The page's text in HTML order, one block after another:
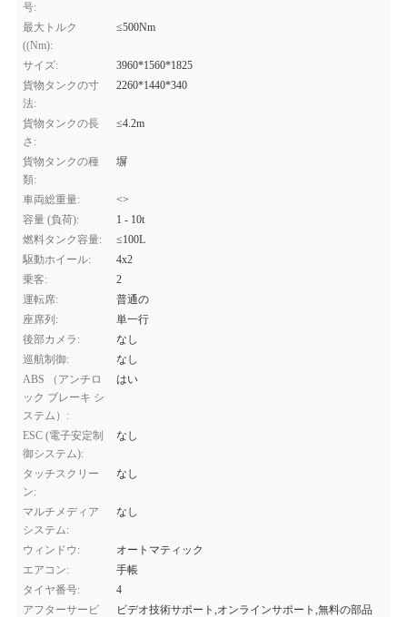
号:
最大トルク
((Nm):
≤500Nm
サイズ:
3960*1560*1825
貨物タンクの寸
法:
2260*1440*340
貨物タンクの長
さ:
≤4.2m
貨物タンクの種
類:
塀
車両総重量:
<>
容量 (負荷):
1 - 10t
燃料タンク容量:
≤100L
駆動ホイール:
4x2
乗客:
2
運転席:
普通の
座席列:
単一行
後部カメラ:
なし
巡航制御:
なし
ABS （アンチロ
ック ブレーキ シ
ステム）:
はい
ESC (電子安定制
御システム):
なし
タッチスクリー
ン:
なし
マルチメディア
システム:
なし
ウィンドウ:
オートマティック
エアコン:
手帳
タイヤ番号:
4
アフターサービ
ビデオ技術サポート,オンラインサポート,無料の部品